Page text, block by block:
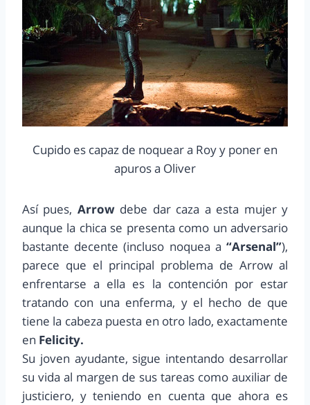
Cupido es capaz de noquear a Roy y poner en
apuros a Oliver
Así pues, Arrowdebe dar caza a esta mujer y
aunque la chica se presenta como un adversario
bastante decente (incluso noquea a “Arsenal”),
parece que el principal problema de Arrow al
enfrentarse a ella es la contención por estar
tratando con una enferma, y el hecho de que
tiene la cabeza puesta en otro lado, exactamente
en Felicity.
Su joven ayudante, sigue intentando desarrollar
su vida al margen de sus tareas como auxiliar de
justiciero, y teniendo en cuenta que ahora es